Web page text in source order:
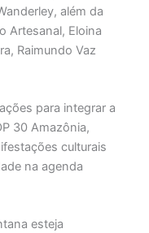
além da
Artesanal, Eloina
Raimundo Vaz
para integrar a
30 Amazônia,
culturais
na agenda
esteja